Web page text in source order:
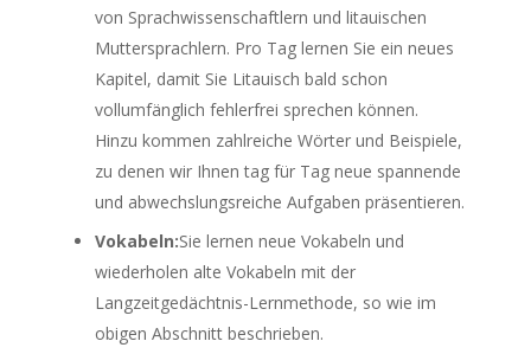
von Sprachwissenschaftlern und litauischen
Muttersprachlern. Pro Tag lernen Sie ein neues
Kapitel, damit Sie Litauisch bald schon
vollumfänglich fehlerfrei sprechen können.
Hinzu kommen zahlreiche Wörter und Beispiele,
zu denen wir Ihnen tag für Tag neue spannende
und abwechslungsreiche Aufgaben präsentieren.
Vokabeln:Sie lernen neue Vokabeln und
wiederholen alte Vokabeln mit der
Langzeitgedächtnis-Lernmethode, so wie im
obigen Abschnitt beschrieben.